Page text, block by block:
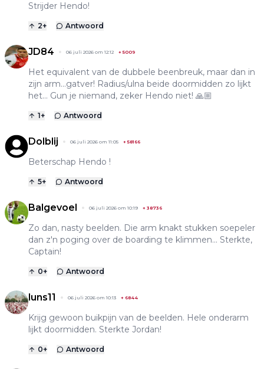
Strijder Hendo!
2+ Antwoord
JD84 06 juli 2026 om 12:12 +5009
Het equivalent van de dubbele beenbreuk, maar dan in
zijn arm...gatver! Radius/ulna beide doormidden zo lijkt
het... Gun je niemand, zeker Hendo niet! 🙏🏼
1+ Antwoord
Dolblij 06 juli 2026 om 11:05 +58166
Beterschap Hendo !
5+ Antwoord
Balgevoel 06 juli 2026 om 10:19 + 38736
Zo dan, nasty beelden. Die arm knakt stukken soepeler
dan z'n poging over de boarding te klimmen... Sterkte,
Captain!
0+ Antwoord
luns11 06 juli 2026 om 10:13 + 6844
Krijg gewoon buikpijn van de beelden. Hele onderarm
lijkt doormidden. Sterkte Jordan!
0+ Antwoord